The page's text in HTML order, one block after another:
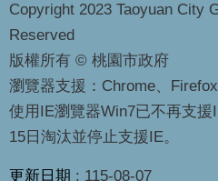
Copyright 2023 Taoyuan City
Reserved
版權所有 © 桃園市政府
瀏覽器支援：Chrome、
使用IE瀏覽器Win7已不再支援
15日淘汰並停止支援IE。
更新日期 115-08-07